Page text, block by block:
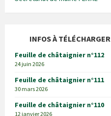
INFOS À TÉLÉCHARGER
Feuille de châtaignier n°112
24 juin 2026
Feuille de châtaignier n°111
30 mars 2026
Feuille de châtaignier n°110
12 janvier 2026